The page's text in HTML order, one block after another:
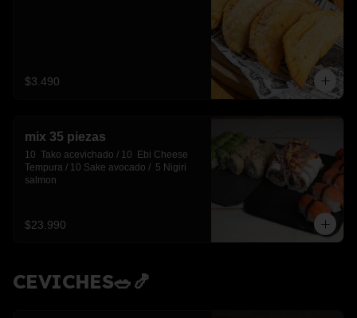
$3.490
mix 35 piezas
10  Tako acevichado / 10  Ebi Cheese
Tempura / 10 Sake avocado /  5 Nigiri
salmon
$23.990
CEVICHES🥗🍤